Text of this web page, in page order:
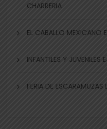
CHARRERIA
EL CABALLO MEXICANO
INFANTILES Y JUVENILES
FERIA DE ESCARAMUZAS